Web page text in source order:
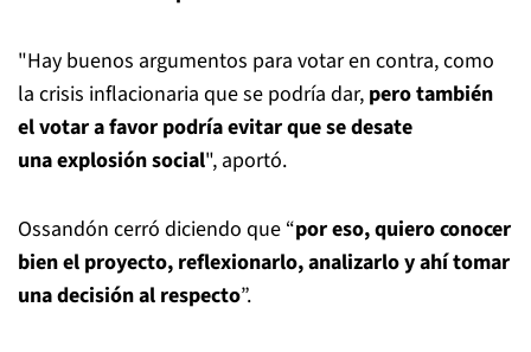
"Hay buenos argumentos para votar en contra, como
la crisis inflacionaria que se podría dar, pero también
el votar a favor podría evitar que se desate
una explosión social", aportó.
Ossandón cerró diciendo que “por eso, quiero conocer
bien el proyecto, reflexionarlo, analizarlo y ahí tomar
una decisión al respecto”.